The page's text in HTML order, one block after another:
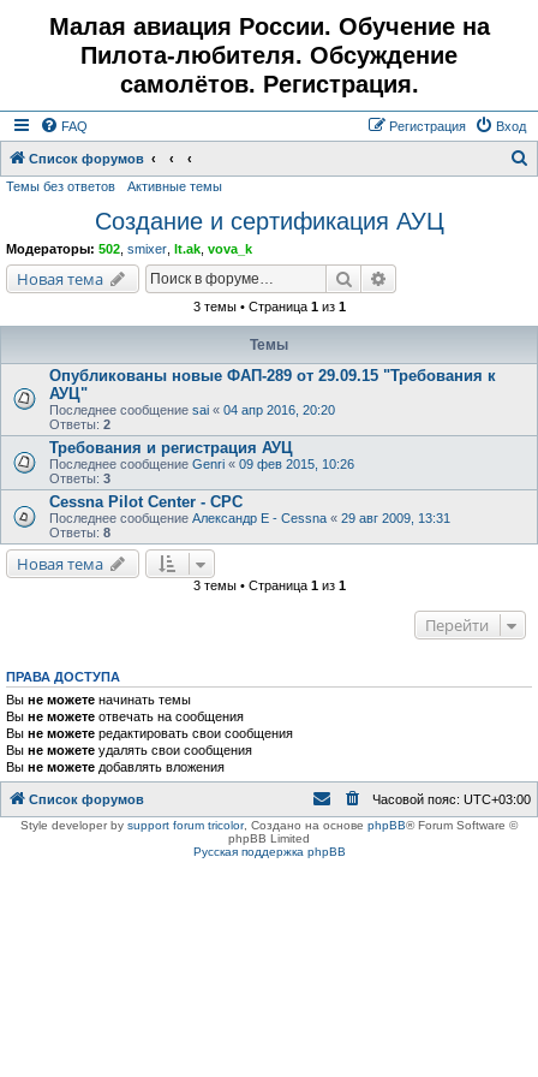
Малая авиация России. Обучение на
Пилота-любителя. Обсуждение
самолётов. Регистрация.
FAQ Вход
Регистрация
Список форумов
Темы без ответов Активные темы
Создание и сертификация АУЦ
Модераторы: 502 smixer lt.ak vova_k
Новая тема Поиск
3 темы • Страница 1из 1
Темы
Опубликованы новые ФАП-289 от 29.09.15 "Требования к
АУЦ"
Последнее сообщение sai « 04 апр 2016, 20:20
Ответы: 2
Требования и регистрация АУЦ
Последнее сообщение Genri « 09 фев 2015, 10:26
Ответы: 3
Cessna Pilot Center - CPC
Последнее сообщение Александр E - Cessna « 29 авг 2009, 13:31
Ответы: 8
Новая тема
3 темы • Страница 1из 1
Перейти
ПРАВА ДОСТУПА
Вы не можете начинать темы
Вы не можете отвечать на сообщения
Вы не можете редактировать свои сообщения
Вы не можете удалять свои сообщения
Вы не можете добавлять вложения
Список форумов Часовой пояс: UTC+03:00
Style developer by support forum tricolor, Создано на основе phpBB® Forum Software ©
phpBB Limited
Русская поддержка phpBB